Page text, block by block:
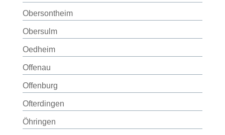
Obersontheim
Obersulm
Oedheim
Offenau
Offenburg
Ofterdingen
Öhringen